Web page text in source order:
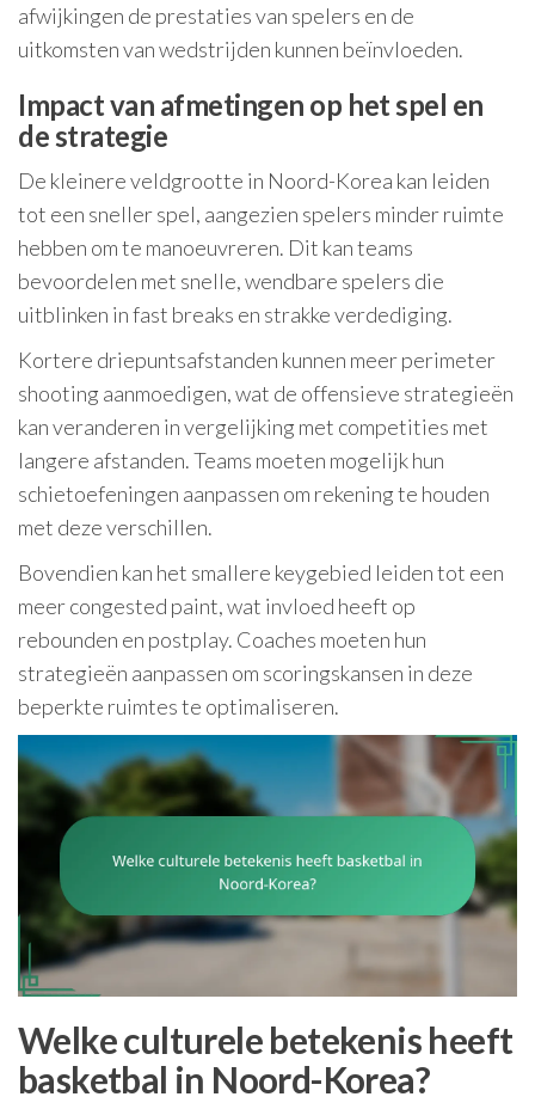
afwijkingen de prestaties van spelers en de
uitkomsten van wedstrijden kunnen beïnvloeden.
Impact van afmetingen op het spel en
de strategie
De kleinere veldgrootte in Noord-Korea kan leiden
tot een sneller spel, aangezien spelers minder ruimte
hebben om te manoeuvreren. Dit kan teams
bevoordelen met snelle, wendbare spelers die
uitblinken in fast breaks en strakke verdediging.
Kortere driepuntsafstanden kunnen meer perimeter
shooting aanmoedigen, wat de offensieve strategieën
kan veranderen in vergelijking met competities met
langere afstanden. Teams moeten mogelijk hun
schietoefeningen aanpassen om rekening te houden
met deze verschillen.
Bovendien kan het smallere keygebied leiden tot een
meer congested paint, wat invloed heeft op
rebounden en postplay. Coaches moeten hun
strategieën aanpassen om scoringskansen in deze
beperkte ruimtes te optimaliseren.
Welke culturele betekenis heeft
basketbal in Noord-Korea?